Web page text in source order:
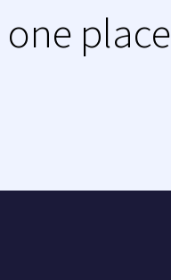
place